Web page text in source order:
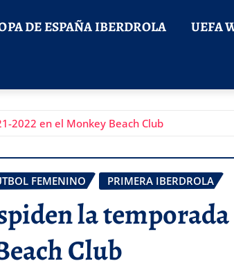
DE ESPAÑA IBERDROLA UEFA
2022 en el Monkey Beach Club
FEMENINO PRIMERA IBERDROLA
la temporada
Club